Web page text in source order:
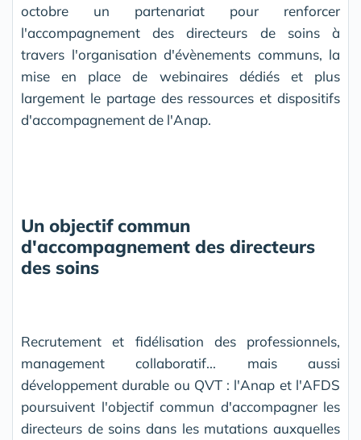
octobre un partenariat pour renforcer
l'accompagnement des directeurs de soins à
travers l'organisation d'évènements communs, la
mise en place de webinaires dédiés et plus
largement le partage des ressources et dispositifs
d'accompagnement de l'Anap.
Un objectif commun
d'accompagnement des directeurs
des soins
Recrutement et fidélisation des professionnels,
management collaboratif... mais aussi
développement durable ou QVT : l'Anap et l'AFDS
poursuivent l'objectif commun d'accompagner les
directeurs de soins dans les mutations auxquelles